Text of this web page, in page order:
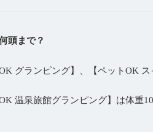
頭まで？
OK グランピング】、【ペットOK
OK 温泉旅館グランピング】は体重